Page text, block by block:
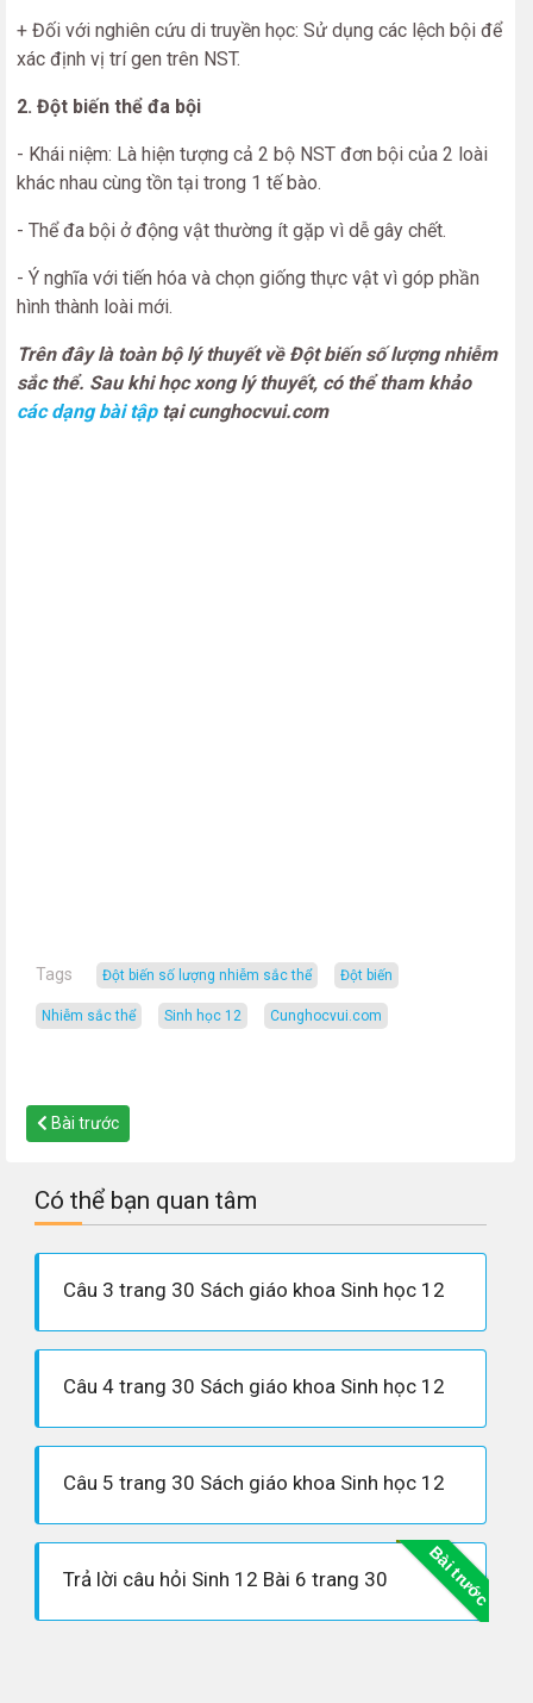
+ Đối với nghiên cứu di truyền học: Sử dụng các lệch bội để
xác định vị trí gen trên NST.
2. Đột biến thể đa bội
- Khái niệm: Là hiện tượng cả 2 bộ NST đơn bội của 2 loài
khác nhau cùng tồn tại trong 1 tế bào.
- Thể đa bội ở động vật thường ít gặp vì dễ gây chết.
- Ý nghĩa với tiến hóa và chọn giống thực vật vì góp phần
hình thành loài mới.
Trên đây là toàn bộ lý thuyết về Đột biến số lượng nhiễm
sắc thể. Sau khi học xong lý thuyết, có thể tham khảo
các dạng bài tậptại cunghocvui.com
Tags đột biến số lượng nhiễm sắc thể đột biến
nhiễm sắc thể sinh học 12 cunghocvui.com
Bài trước
Có thể bạn quan tâm
Câu 3 trang 30 Sách giáo khoa Sinh học 12
Câu 4 trang 30 Sách giáo khoa Sinh học 12
Câu 5 trang 30 Sách giáo khoa Sinh học 12
Bài trước
Trả lời câu hỏi Sinh 12 Bài 6 trang 30